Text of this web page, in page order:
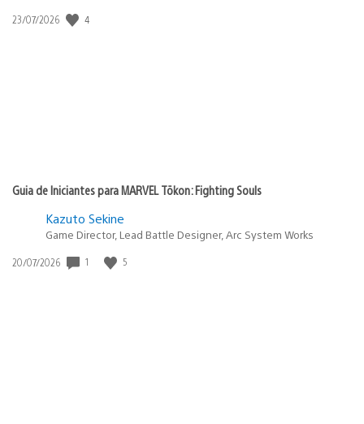
Data
23/07/2026 4
Guia de Iniciantes para MARVEL Tōkon: Fighting Souls
Kazuto Sekine
Game Director, Lead Battle Designer, Arc System Works
Data
20/07/2026 1 5